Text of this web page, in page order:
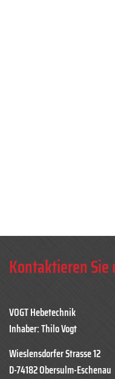
Kontaktieren Sie
VOGT Hebetechnik
Inhaber: Thilo Vogt
Wieslensdorfer Strasse 12
D-74182 Obersulm-Eschenau